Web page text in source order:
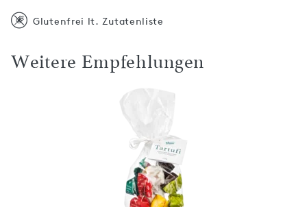
Glutenfrei lt. Zutatenliste
Weitere Empfehlungen